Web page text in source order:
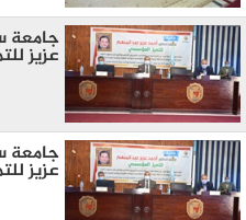
جامعة
عزيز
جامعة
عزيز